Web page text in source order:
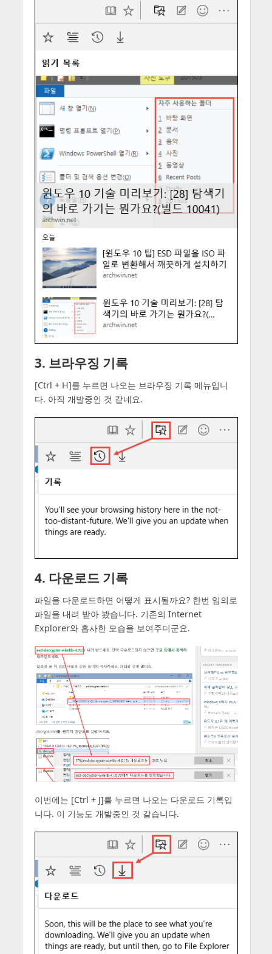
3. 브라우징 기록
[Ctrl + H]를 누르면 나오는 브라우징 기록 메뉴입니
다. 아직 개발중인 것 같네요.
4. 다운로드 기록
파일을 다운로드하면 어떻게 표시될까요? 한번 임의로
파일을 내려 받아 봤습니다. 기존의 Internet
Explorer와 흡사한 모습을 보여주더군요.
이번에는 [Ctrl + J]를 누르면 나오는 다운로드 기록입
니다. 이 기능도 개발중인 것 같습니다.